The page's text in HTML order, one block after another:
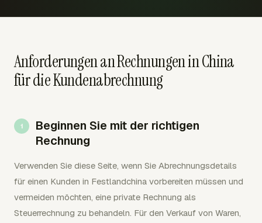
Anforderungen an Rechnungen in China
für die Kundenabrechnung
Beginnen Sie mit der richtigen
Rechnung
Verwenden Sie diese Seite, wenn Sie Abrechnungsdetails
für einen Kunden in Festlandchina vorbereiten müssen und
vermeiden möchten, eine private Rechnung als
Steuerrechnung zu behandeln. Für den Verkauf von Waren,